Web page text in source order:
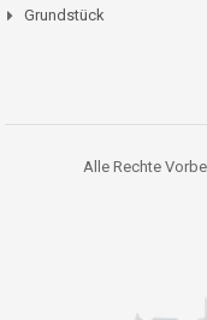
Grundstück
Alle Rechte